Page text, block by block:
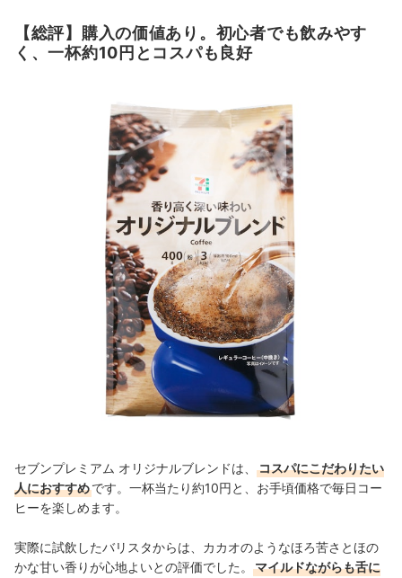
調理器具やキッチン雑貨、食品・ドリンク、ギフトアイ
テムなど、食まわり全般の商材の比較検証を担当。「ユ
ーザーの立場に立って考える」をモットーに、日々の業
届けている。
相野谷大輔のプロフィール
【総評】購入の価値あり。初心者でも飲みやす
く、一杯約10円とコスパも良好
セブンプレミアム オリジナルブレンドは、
コスパにこだわりたい
人におすすめです。一杯当たり約10円と、お手頃価格で毎日コー
ヒーを楽しめます。
実際に試飲したバリスタからは、カカオのようなほろ苦さとほの
かな甘い香りが心地よいとの評価でした。
マイルドながらも舌に